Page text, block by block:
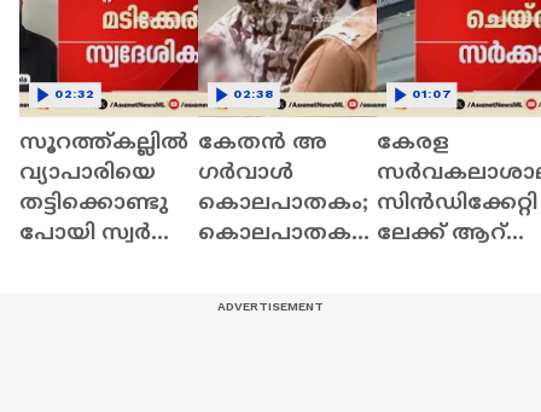
സൂറത്ത്കല്ലിൽ
വ്യാപാരിയെ
തട്ടിക്കൊണ്ടു
പോയി സ്വർണ
02:32
കേതൻ അ​
ഗർവാൾ
കൊലപാതകം;
കൊലപാതക
02:38
കേരള
സിൻഡിക്കേറ്റി
ലേക്ക് ആറ്
01:07